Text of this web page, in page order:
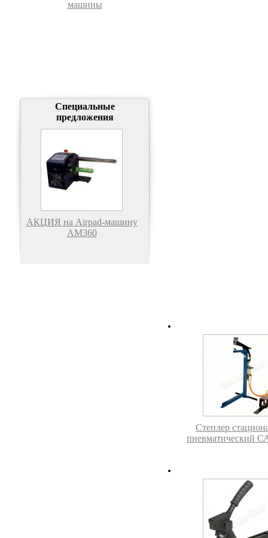
машины
Специальные
предложения
АКЦИЯ на Airpad-машину
АМ360
Степлер
пневматический